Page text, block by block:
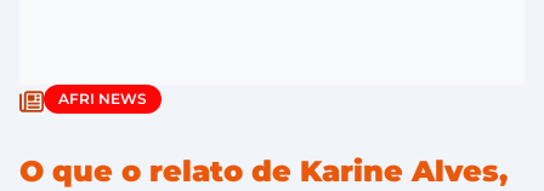
AFRI NEWS
O que o relato de Karine Alves,